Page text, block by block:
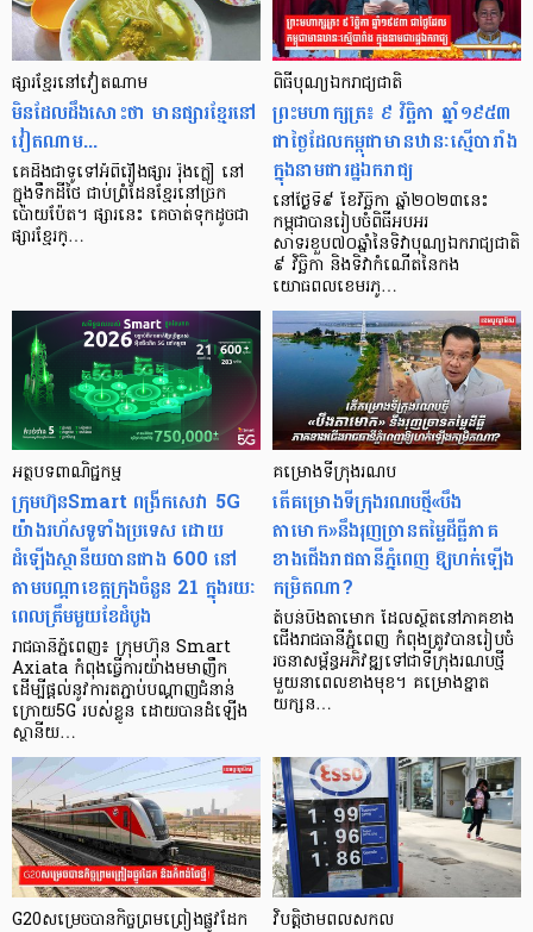
ផ្សារខ្មែរ​នៅ​វៀតណាម
មិនដែលដឹងសោះថា​ មាន​ផ្សារ​ខ្មែរ​នៅ​
វៀតណាម...
គេ​ដឹង​ជាទូទៅ​អំពី​រឿង​ផ្សារ​ រ៉ុងក្លឿ នៅ​
ក្នុងទឹក​ដី​ថៃ ជាប់​ព្រំដែន​ខ្មែរនៅ​ច្រក​
ប៉ោយប៉ែត។ ផ្សារ​នេះ​ គេចាត់​ទុកដូច​ជា
ផ្សារ​ខ្មែរ​ក្…
ពិធីបុណ្យឯករាជ្យជាតិ
ព្រះមហាក្សត្រ៖ ៩ វិច្ឆិកា ឆ្នាំ១៩៥៣
ជាថ្ងៃដែលកម្ពុជាមានឋានៈស្មើបារាំង
ក្នុងនាមជារដ្ឋឯករាជ្យ
នៅថ្ងៃទី៩ ខែវិច្ឆិកា ឆ្នាំ២០២៣នេះ
កម្ពុជាបានរៀបចំពិធីអបអរ
សាទរខួប៧០ឆ្នាំនៃទិវាបុណ្យឯករាជ្យជាតិ
៩ វិច្ឆិកា និងទិវាកំណើតនៃកង
យោធពលខេមរភូ…
អត្ថបទពាណិជ្ជកម្ម
ក្រុមហ៊ុនSmart ពង្រីកសេវា 5G
យ៉ាងរហ័សទូទាំងប្រទេស ដោយ
ដំឡើងស្ថានីយបានជាង 600 នៅ
តាមបណ្តាខេត្តក្រុងចំនួន 21 ក្នុងរយៈ
ពេលត្រឹមមួយខែដំបូង
រាជធានីភ្នំពេញ៖ ក្រុមហ៊ុន Smart
Axiata កំពុងធ្វើការយ៉ាងមមាញឹក
ដើម្បីផ្ដល់នូវការតភ្ជាប់បណ្តាញជំនាន់
ក្រោយ5G របស់ខ្លូន ដោយបានដំឡើង
ស្ថានីយ…
គម្រោងទីក្រុងរណប
តើគម្រោងទីក្រុងរណបថ្មី«បឹង
តាមោក»នឹងរុញច្រានតម្លៃដីធ្លីភាគ
ខាងជើងរាជធានីភ្នំពេញ ឱ្យហក់ឡើង
កម្រិតណា?
តំបន់បឹងតាមោក ដែលស្ថិតនៅភាគខាង
ជើងរាជធានីភ្នំពេញ កំពុងត្រូវបានរៀបចំ
រចនាសម្ព័ន្ធអភិវឌ្ឍទៅជាទីក្រុងរណបថ្មី
មួយនាពេលខាងមុខ។ គម្រោងខ្នាត
យក្សន…
G20សម្រេចបានកិច្ចព្រមព្រៀងផ្លូវដែក
វិបត្តិថាមពលសកល